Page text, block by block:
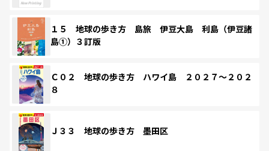
１５ 地球の歩き方 島旅 伊豆大島 利島（伊豆諸
島①）３訂版
Ｃ０２ 地球の歩き方 ハワイ島 ２０２７～２０２
８
Ｊ３３ 地球の歩き方 墨田区